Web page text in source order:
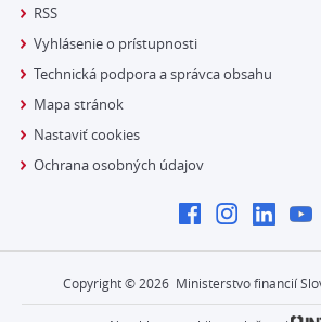
RSS
Vyhlásenie o prístupnosti
Technická podpora a správca obsahu
Mapa stránok
Nastaviť cookies
Ochrana osobných údajov
Copyright © 2026 Ministerstvo financií